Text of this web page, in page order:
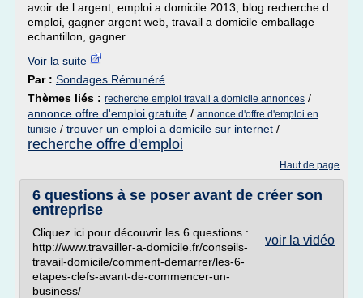
avoir de l argent, emploi a domicile 2013, blog recherche d
emploi, gagner argent web, travail a domicile emballage
echantillon, gagner...
Voir la suite
Par : Sondages Rémunéré
Thèmes liés : recherche emploi travail a domicile annonces /
annonce offre d'emploi gratuite / annonce d'offre d'emploi en
tunisie / trouver un emploi a domicile sur internet /
recherche offre d'emploi
Haut de page
6 questions à se poser avant de créer son
entreprise
voir la vidéo
Cliquez ici pour découvrir les 6 questions :
http://www.travailler-a-domicile.fr/conseils-
travail-domicile/comment-demarrer/les-6-
etapes-clefs-avant-de-commencer-un-
business/